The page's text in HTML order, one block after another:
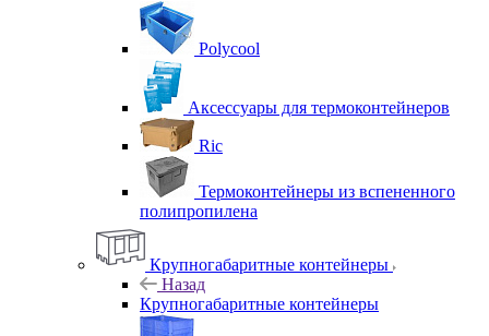
Polycool
Аксессуары для термоконтейнеров
Ric
Термоконтейнеры из вспененного
полипропилена
Крупногабаритные контейнеры
Назад
Крупногабаритные контейнеры